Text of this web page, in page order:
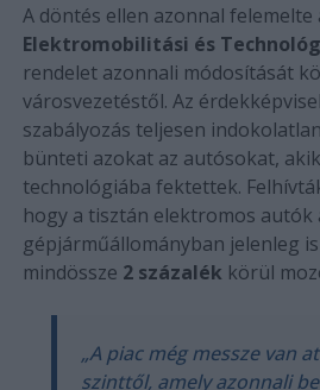
A döntés ellen azonnal felemelte
Elektromobilitási és
rendelet azonnali módosítását
városvezetéstől. Az
szabályozás teljesen
bünteti azokat az autósokat,
technológiába fektettek.
hogy a tisztán elektromos autók
gépjárműállományban jelenleg
mindössze 2 százalék körül
„A piac még messze van
szinttől, amely azonnali